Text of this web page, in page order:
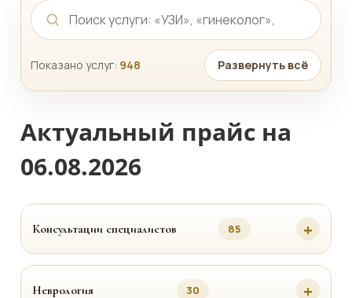
Показано услуг: 948 Развернуть всё
Актуальный прайс на
06.08.2026
Консультации специалистов 85
Неврология 30